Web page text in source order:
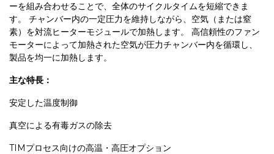
ーを組み合わせることで、全体のサイクルタイムを短縮できま
す。
チャンバー内の一定圧力を維持しながら、空気（または窒
素）を対流ヒーターモジュールで加熱します。
高信頼性のファン
モーターによって加熱された空気が圧力チャンバー内を循環し、
製品を均一に加熱します。
主な特長：
安定した温度制御
真空による有毒ガスの除去
TIMプロセス向けの高温・高圧オプション